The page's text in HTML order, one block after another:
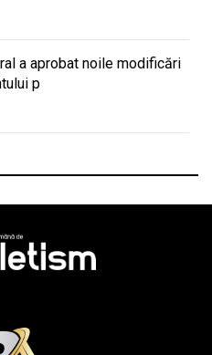
a aprobat noile modificări
p